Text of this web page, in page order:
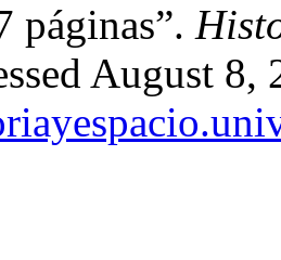
páginas”.
August 8,